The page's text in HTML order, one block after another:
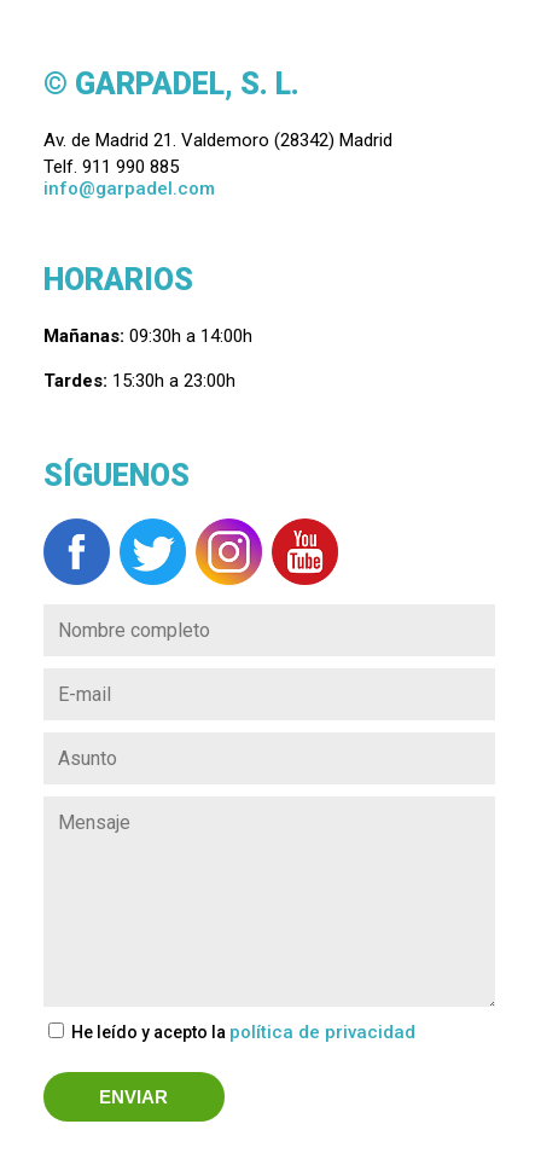
© GARPADEL, S. L.
Av. de Madrid 21. Valdemoro (28342) Madrid
Telf. 911 990 885
info@garpadel.com
HORARIOS
Mañanas: 09:30h a 14:00h
Tardes: 15:30h a 23:00h
SÍGUENOS
He leído y acepto la política de privacidad